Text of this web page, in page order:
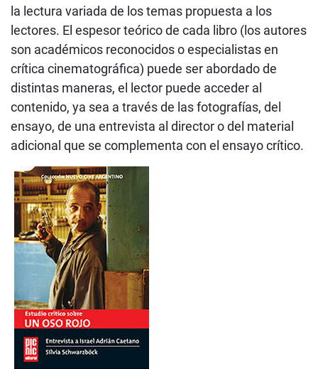
la lectura variada de los temas propuesta a los
lectores. El espesor teórico de cada libro (los autores
son académicos reconocidos o especialistas en
crítica cinematográfica) puede ser abordado de
distintas maneras, el lector puede acceder al
contenido, ya sea a través de las fotografías, del
ensayo, de una entrevista al director o del material
adicional que se complementa con el ensayo crítico.